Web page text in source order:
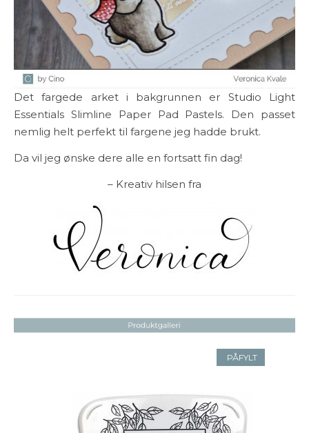
Det fargede arket i bakgrunnen er Studio Light
Essentials Slimline Paper Pad Pastels. Den passet
nemlig helt perfekt til fargene jeg hadde brukt.
Da vil jeg ønske dere alle en fortsatt fin dag!
– Kreativ hilsen fra
PÅFYLT